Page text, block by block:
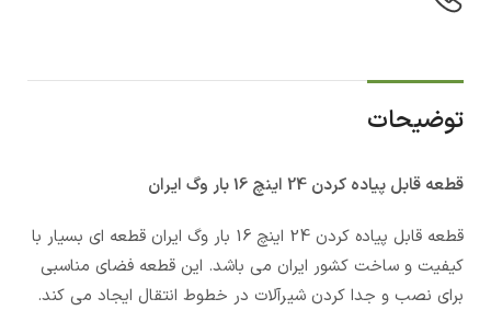
توضیحات
قطعه قابل پیاده کردن 24 اینچ 16 بار وگ ایران
قطعه قابل پیاده کردن 24 اینچ 16 بار وگ ایران قطعه ای بسیار با
کیفیت و ساخت کشور ایران می باشد. این قطعه فضای مناسبی
برای نصب و جدا کردن شیرآلات در خطوط انتقال ایجاد می کند.